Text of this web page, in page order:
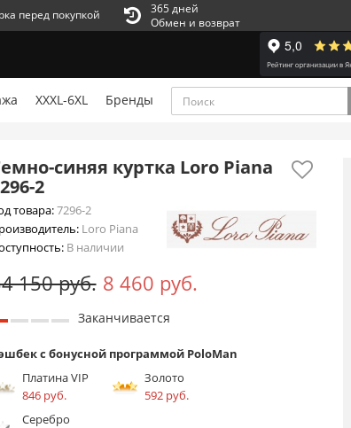
перед покупкой
365 дней
Обмен и возврат
XXXL-6XL Бренды
синяя куртка Loro Piana
2
товара:7296-2
Loro Piana
В наличии
150 руб. 8 460 руб.
Заканчивается
с бонусной программой PoloMan
Платина VIP
846 руб.
Золото
592 руб.
Серебро